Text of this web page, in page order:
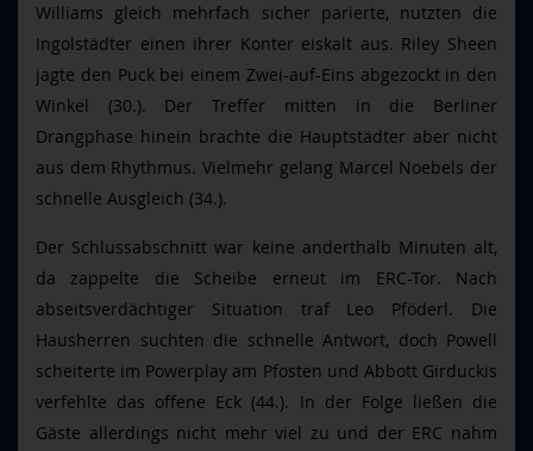
Williams gleich mehrfach sicher parierte, nutzten die
Ingolstädter einen ihrer Konter eiskalt aus. Riley Sheen
jagte den Puck bei einem Zwei-auf-Eins abgezockt in den
Winkel (30.). Der Treffer mitten in die Berliner
Drangphase hinein brachte die Hauptstädter aber nicht
aus dem Rhythmus. Vielmehr gelang Marcel Noebels der
schnelle Ausgleich (34.).
Der Schlussabschnitt war keine anderthalb Minuten alt,
da zappelte die Scheibe erneut im ERC-Tor. Nach
abseitsverdächtiger Situation traf Leo Pföderl. Die
Hausherren suchten die schnelle Antwort, doch Powell
scheiterte im Powerplay am Pfosten und Abbott Girduckis
verfehlte das offene Eck (44.). In der Folge ließen die
Gäste allerdings nicht mehr viel zu und der ERC nahm